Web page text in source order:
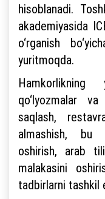
hisoblanadi.
akademiyasida
o‘rganish
yuritmoqda.
Hamkorlikning
qo‘lyozmalar
saqlash,
almashish, bu
oshirish, arab
malakasini
tadbirlarni tashkil